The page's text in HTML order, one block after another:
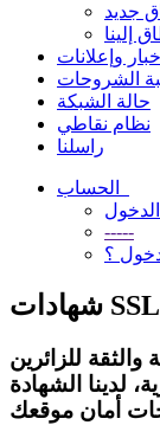
جديد
إلينا
أخبار وإعلانات
الشروحات
حالة الشبكة
نظام نقاطي
راسلنا
-----
؟
شهادات SSL
لدينا الشهادة
أمان موقعك